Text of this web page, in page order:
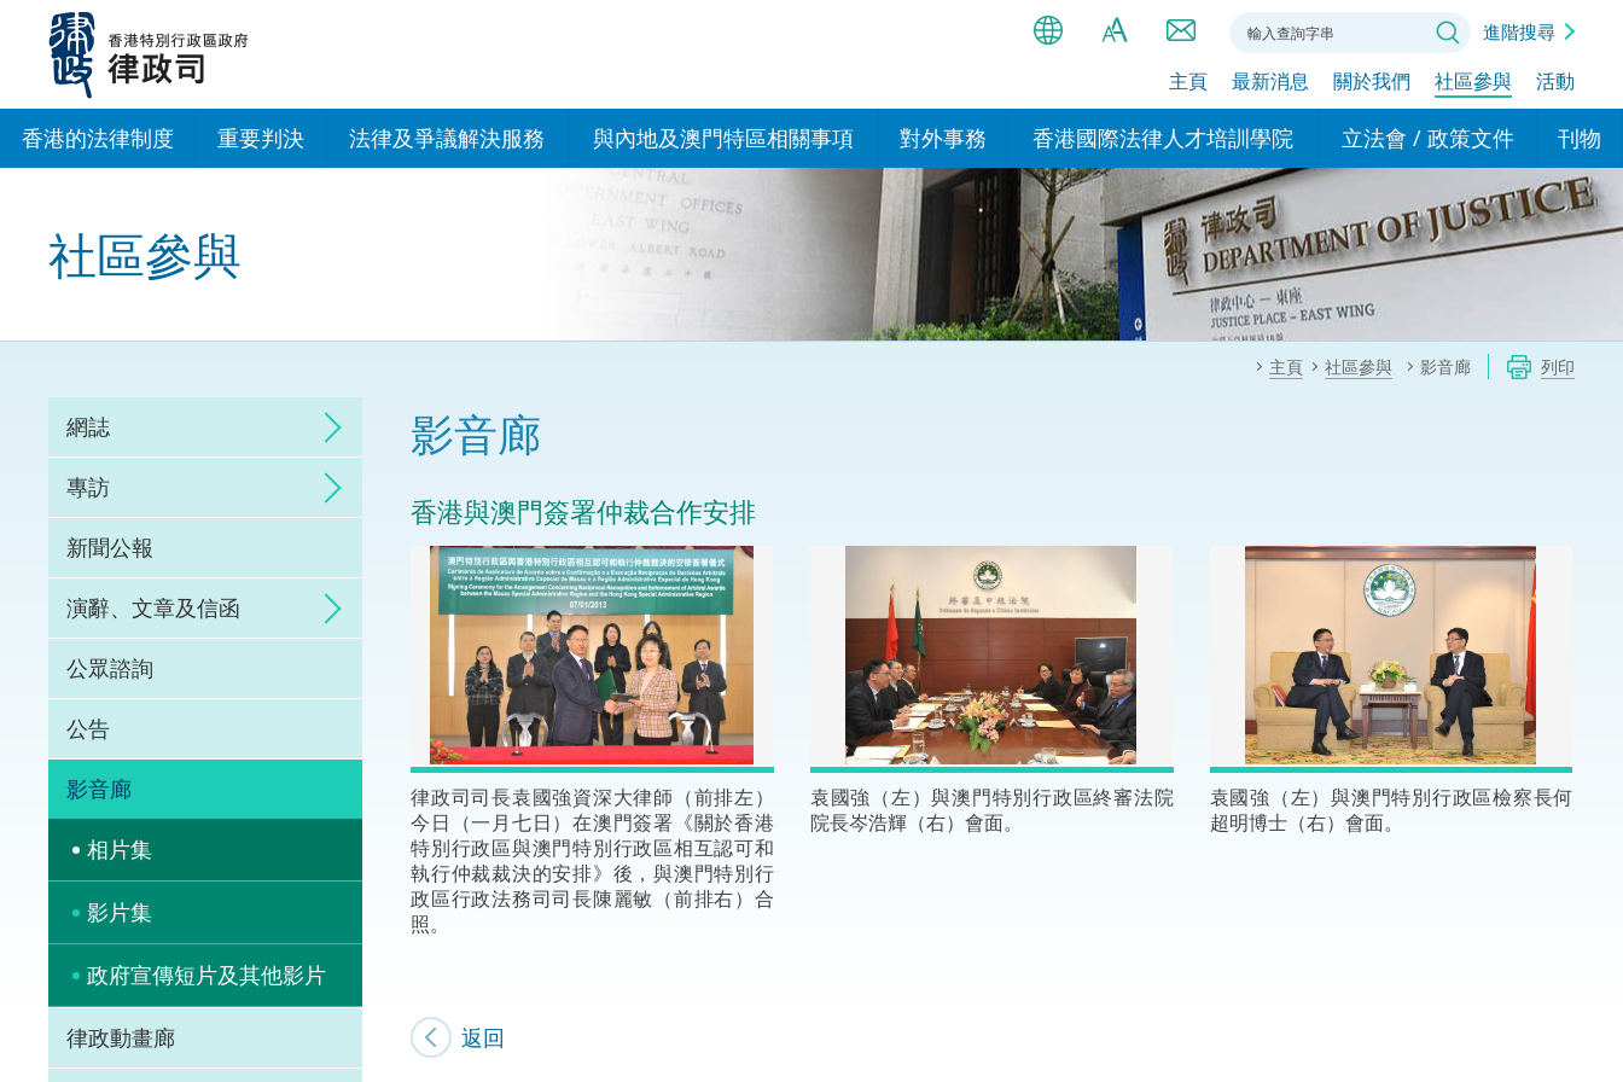
內
简
EN
Bahasa Indonesia (印尼語)
हिन्दी (印度語)
नेपाली (尼泊爾語)
Tiếng Việt (越南語)
A
A
進階搜尋
主頁 最新消息 關於我們 社區參與 活動
香港的法律制度 重要判決 法律及爭議解決服務
訴訟
網上爭議解決及法律科技
體育爭議解決先導計劃
能力建設
法律樞紐
促成交易和爭議解決服務中心
與內地及澳門特區相關事項
與內地的安排
香港與內地相互認可和執行民
商事案件判決的安排
關於建立更緊密經貿關係的安
與澳門特區的安排
“一帶一路”建設
粵港澳大灣區
對外事務
國際政府機構在香港設立辦事
處或運作
多邊協定
其他協定
香港國際法律人才培訓學院
我們的學院
我們的專家委員會
我們的辦公室
我們的培訓課程和能力建設項
我們的年度回顧 2024-2025
立法會 / 政策文件
現行政策措施
政策文件
特別財務委員會
刊物
基本
民事
相互
社區參與
主頁 社區參與 影音廊 列印
網誌
專訪
新聞公報
演辭、文章及信函
公眾諮詢
公告
影音廊
相片集
影片集
政府宣傳短片及其他影片
律政動畫廊
影音廊
香港與澳門簽署仲裁合作安排
律政司司長袁國強資深大律師（前排左）
今日（一月七日）在澳門簽署《關於香港
特別行政區與澳門特別行政區相互認可和
執行仲裁裁決的安排》後，與澳門特別行
政區行政法務司司長陳麗敏（前排右）合
照。
袁國強（左）與澳門特別行政區終審法院
院長岑浩輝（右）會面。
袁國強（左）與澳門特別行政區檢察長何
超明博士（右）會面。
返回